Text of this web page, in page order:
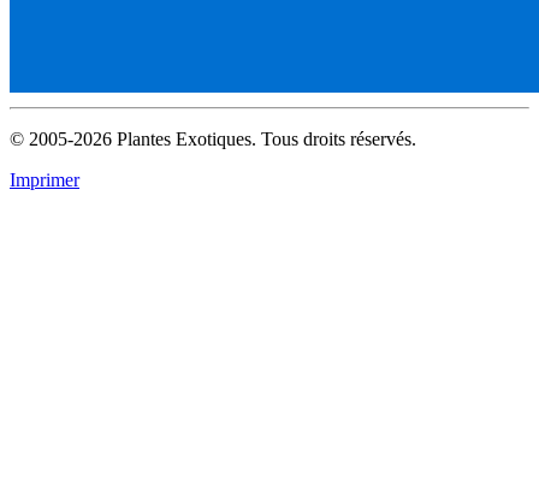
© 2005-2026 Plantes Exotiques. Tous droits réservés.
Imprimer